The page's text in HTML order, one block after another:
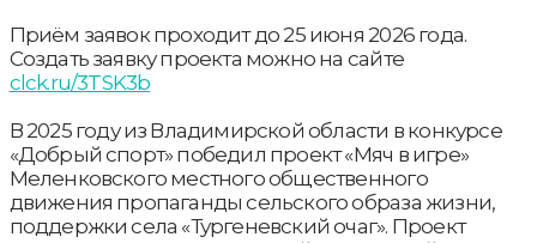
Приём заявок проходит до 25 июня 2026 года.
Создать заявку проекта можно на сайте
clck.ru/3TSK3b
В 2025 году из Владимирской области в конкурсе
«Добрый спорт» победил проект «Мяч в игре»
Меленковского местного общественного
движения пропаганды сельского образа жизни,
поддержки села «Тургеневский очаг». Проект